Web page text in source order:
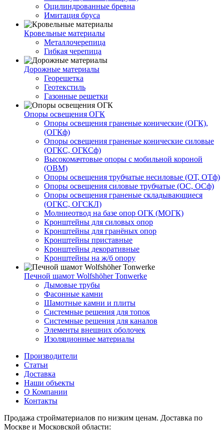
Оцилиндрованные бревна
Имитация бруса
Кровельные материалы
Металлочерепица
Гибкая черепица
Дорожные материалы
Георешетка
Геотекстиль
Газонные решетки
Опоры освещения ОГК
Опоры освещения граненые конические (ОГК),
(ОГКф)
Опоры освещения граненые конические силовые
(ОГКС, ОГКСф)
Высокомачтовые опоры с мобильной короной
(ОВМ)
Опоры освещения трубчатые несиловые (ОТ, ОТф)
Опоры освещения силовые трубчатые (ОС, ОСф)
Опоры освещения граненые складывающиеся
(ОГКС, ОГСКЛ)
Молниеотвод на базе опор ОГК (МОГК)
Кронштейны для силовых опор
Кронштейны для гранёных опор
Кронштейны приставные
Кронштейны декоративные
Кронштейны на ж/б опору
Печной шамот Wolfshöher Tonwerke
Дымовые трубы
Фасонные камни
Шамотные камни и плиты
Системные решения для топок
Системные решения для каналов
Элементы внешних оболочек
Изоляционные материалы
Производители
Статьи
Доставка
Наши объекты
О Компании
Контакты
Продажа стройматериалов по низким ценам. Доставка по
Москве и Московской области: